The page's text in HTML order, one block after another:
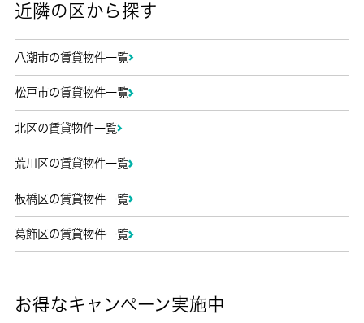
近隣の区から探す
八潮市の賃貸物件一覧
松戸市の賃貸物件一覧
北区の賃貸物件一覧
荒川区の賃貸物件一覧
板橋区の賃貸物件一覧
葛飾区の賃貸物件一覧
お得なキャンペーン実施中